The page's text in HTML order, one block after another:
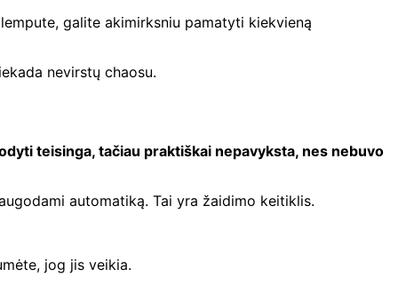
galite akimirksniu pamatyti kiekvieną
nevirstų chaosu.
teisinga, tačiau praktiškai nepavyksta, nes nebuvo
automatiką. Tai yra žaidimo keitiklis.
jog jis veikia.